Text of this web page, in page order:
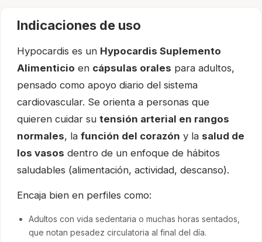
Indicaciones de uso
Hypocardis es un Hypocardis Suplemento
Alimenticio en cápsulas orales para adultos,
pensado como apoyo diario del sistema
cardiovascular. Se orienta a personas que
quieren cuidar su tensión arterial en rangos
normales, la función del corazón y la salud de
los vasos dentro de un enfoque de hábitos
saludables (alimentación, actividad, descanso).
Encaja bien en perfiles como:
Adultos con vida sedentaria o muchas horas sentados,
que notan pesadez circulatoria al final del día.